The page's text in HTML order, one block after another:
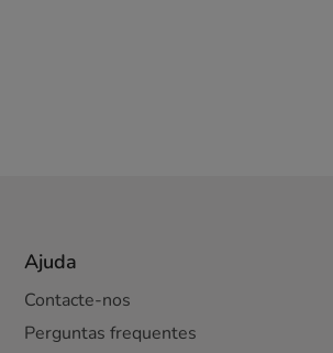
Ajuda
Contacte-nos
Perguntas frequentes